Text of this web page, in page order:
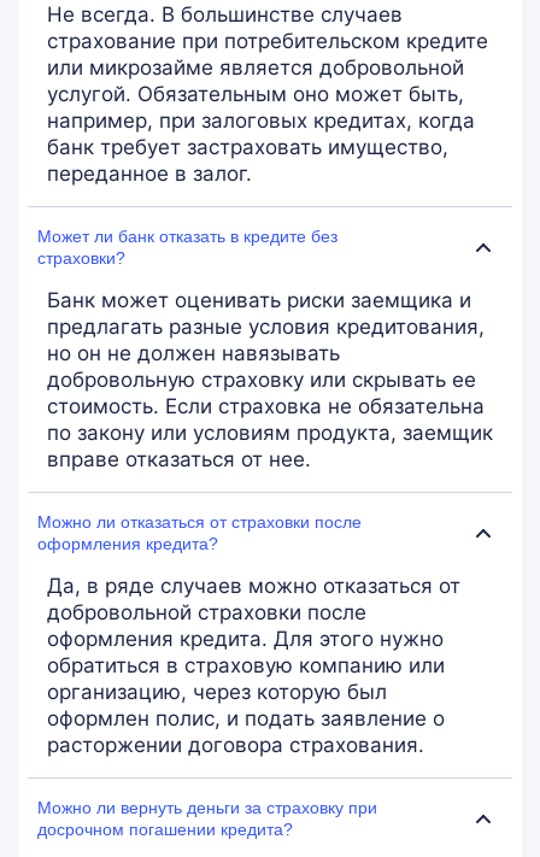
Не всегда. В большинстве случаев
страхование при потребительском кредите
или микрозайме является добровольной
услугой. Обязательным оно может быть,
например, при залоговых кредитах, когда
банк требует застраховать имущество,
переданное в залог.
Может ли банк отказать в кредите без
страховки?
Банк может оценивать риски заемщика и
предлагать разные условия кредитования,
но он не должен навязывать
добровольную страховку или скрывать ее
стоимость. Если страховка не обязательна
по закону или условиям продукта, заемщик
вправе отказаться от нее.
Можно ли отказаться от страховки после
оформления кредита?
Да, в ряде случаев можно отказаться от
добровольной страховки после
оформления кредита. Для этого нужно
обратиться в страховую компанию или
организацию, через которую был
оформлен полис, и подать заявление о
расторжении договора страхования.
Можно ли вернуть деньги за страховку при
досрочном погашении кредита?